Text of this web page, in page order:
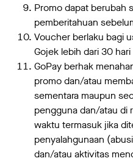
Promo dapat berubah
pemberitahuan
Voucher berlaku bagi
Gojek lebih dari 30 hari
GoPay berhak
promo dan/atau
sementara maupun
pengguna dan/atau di
waktu termasuk jika
penyalahgunaan
dan/atau aktivitas